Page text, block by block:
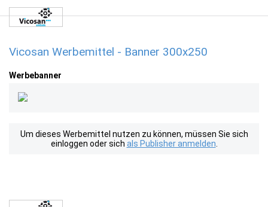
Vicosan Werbemittel - Banner 300x250
Werbebanner
Um dieses Werbemittel nutzen zu können, müssen Sie sich
einloggen oder sich als Publisher anmelden